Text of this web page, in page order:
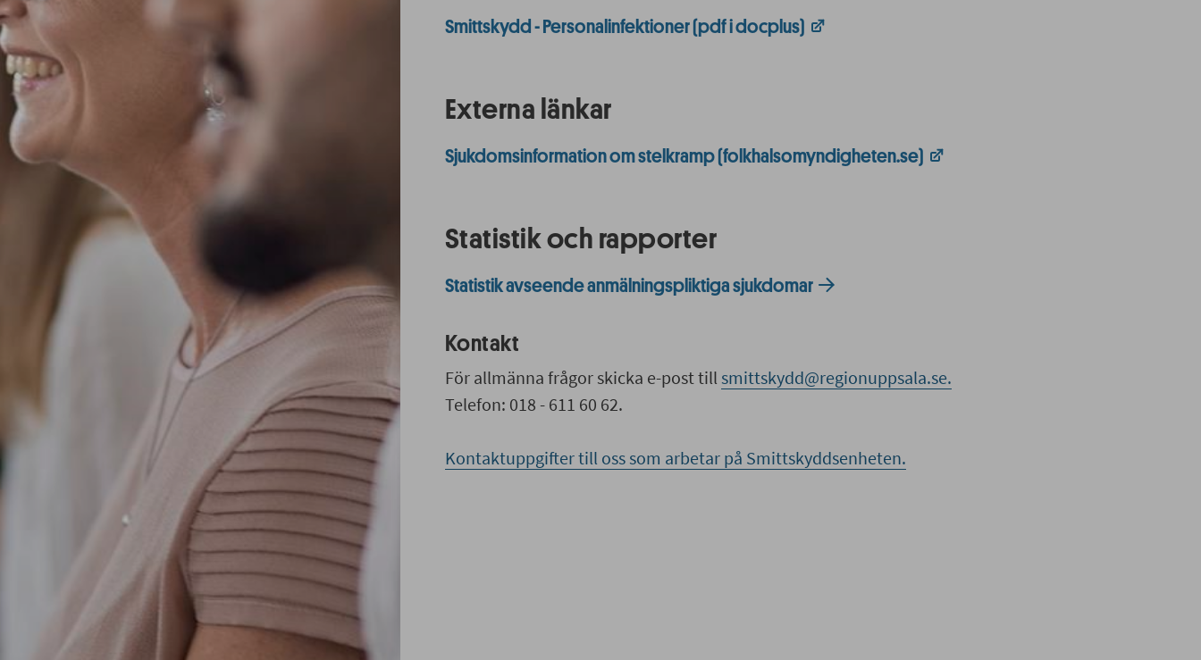
Smittskydd - Personalinfektioner (pdf i docplus)
Externa länkar
Sjukdomsinformation om stelkramp (folkhalsomyndigheten.se)
Statistik och rapporter
Statistik avseende anmälningspliktiga sjukdomar
Kontakt
För allmänna frågor skicka e-post till smittskydd@regionuppsala.se.
Telefon: 018 - 611 60 62.
Kontaktuppgifter till oss som arbetar på Smittskyddsenheten.